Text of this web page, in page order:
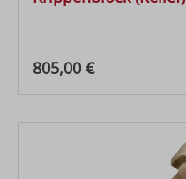
Regulärer Preis:
805,00 €